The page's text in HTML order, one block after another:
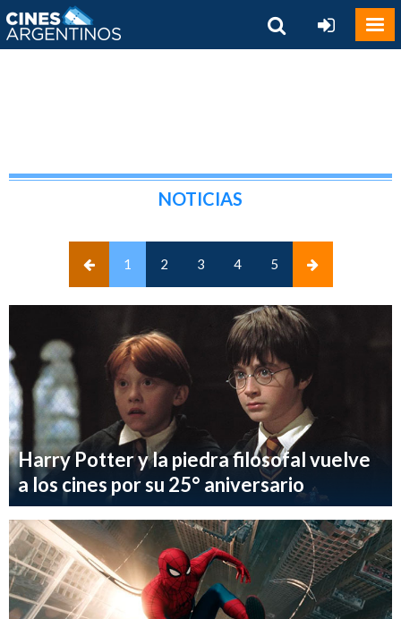
NOTICIAS
1 (current)
2 3 4 5
Harry Potter y la piedra filosofal vuelve
a los cines por su 25° aniversario